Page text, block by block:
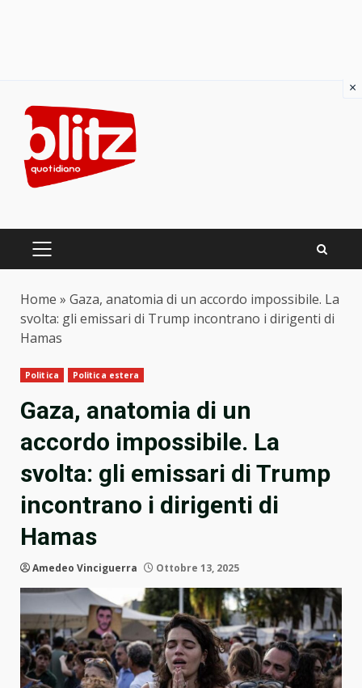
content
PRIMARY
Home » Gaza, anatomia di un accordo impossibile. La
svolta: gli emissari di Trump incontrano i dirigenti di
Hamas
Politica Politica estera
Gaza, anatomia di un
accordo impossibile. La
svolta: gli emissari di Trump
incontrano i dirigenti di
Hamas
Amedeo Vinciguerra Ottobre 13, 2025
×